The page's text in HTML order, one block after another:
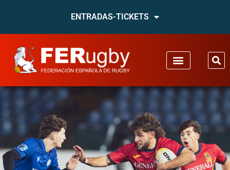
ENTRADAS-TICKETS